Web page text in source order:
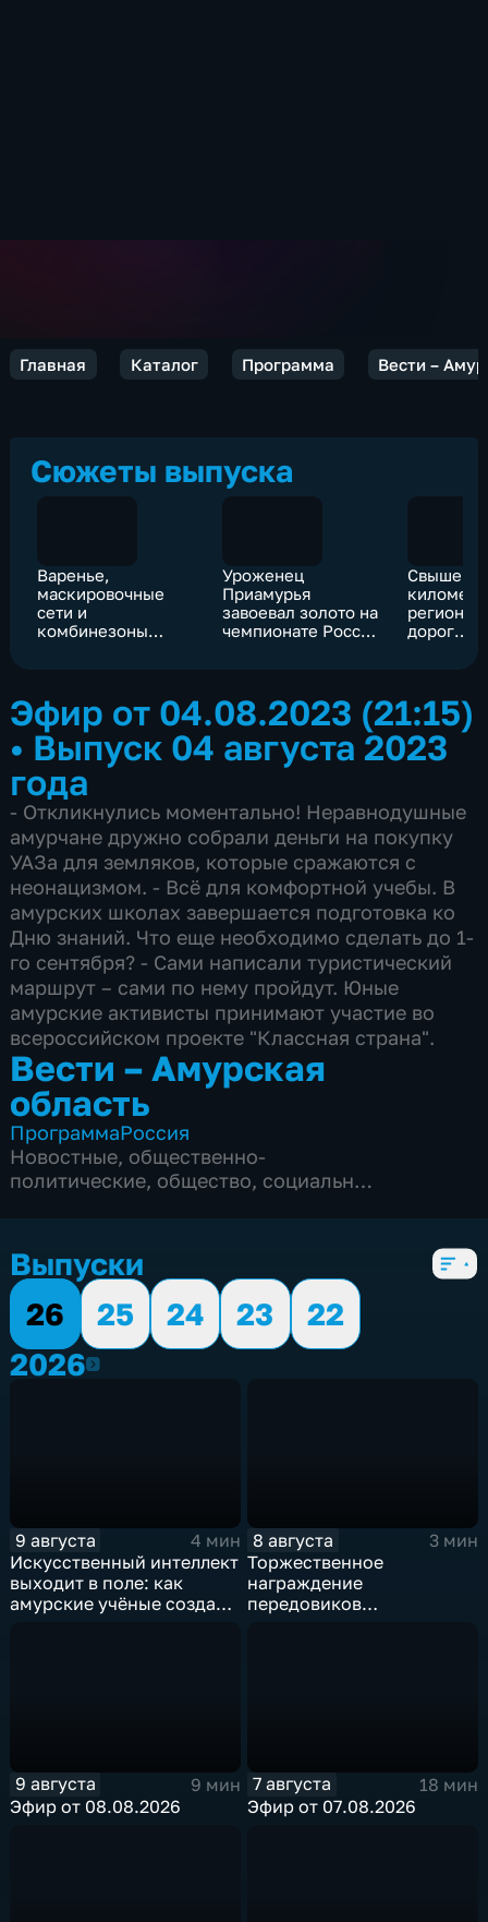
Главная Каталог Программа Вести –
Сюжеты выпуска
Варенье,
маскировочные
сети и
комбинезоны
защитникам
Уроженец
Приамурья
завоевал золото на
чемпионате России
Свыше
дорог
Эфир от 04.08.2023 (21:15)
• Выпуск 04 августа 2023
года
- Откликнулись моментально! Неравнодушные
амурчане дружно собрали деньги на покупку
УАЗа для земляков, которые сражаются с
неонацизмом. - Всё для комфортной учебы. В
амурских школах завершается подготовка ко
Дню знаний. Что еще необходимо сделать до 1-
го сентября? - Сами написали туристический
маршрут – сами по нему пройдут. Юные
амурские активисты принимают участие во
всероссийском проекте "Классная страна".
Вести – Амурская
область
ПрограммаРоссия
Новостные, общественно-
политические, общество, социально-
Выпуски
26
25 24 23
22
20262026
9 августа
4 мин
Искусственный интеллект
выходит в поле: как
амурские учёные создают
8 августа
3 мин
Торжественное
награждение
передовиков
9 августа
9 мин
Эфир от 08.08.2026
7 августа
18 мин
Эфир от 07.08.2026